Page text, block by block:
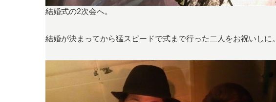
結婚式の2次会へ。
結婚が決まってから猛スピードで式まで行った二人をお祝いしに。